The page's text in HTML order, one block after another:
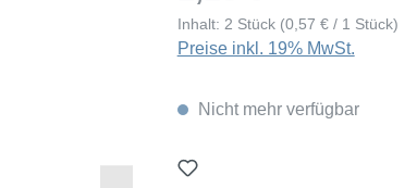
Inhalt: 2 Stück (0,57 € / 1 Stück)
Preise inkl. 19% MwSt.
Nicht mehr verfügbar